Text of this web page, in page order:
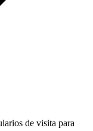
de visita para